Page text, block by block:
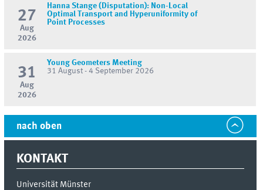
27
Aug
2026
Hanna Stange (Disputation): Non-Local
Optimal Transport and Hyperuniformity of
Point Processes
31
Aug
2026
Young Geometers Meeting
31 August - 4 September 2026
nach oben
KONTAKT
Universität Münster